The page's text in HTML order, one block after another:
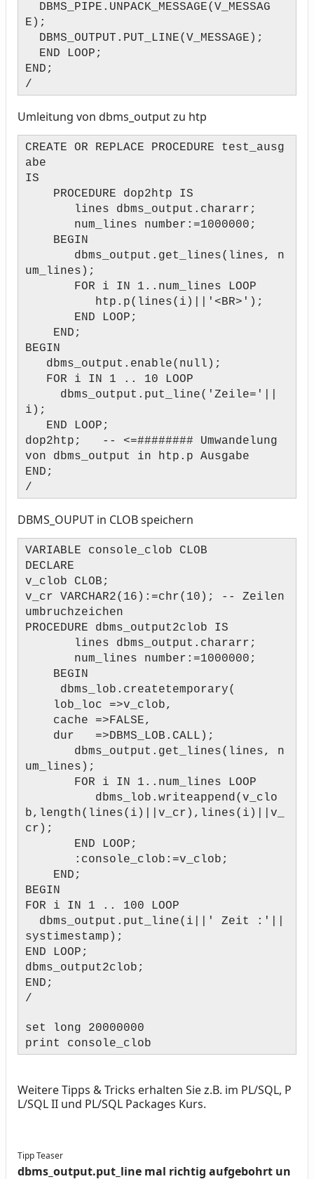
DBMS_PIPE.UNPACK_MESSAGE(V_MESSAG
E);
DBMS_OUTPUT.PUT_LINE(V_MESSAGE);
END LOOP;
END;
/
Umleitung von dbms_output zu htp
CREATE OR REPLACE PROCEDURE test_ausg
abe
IS
PROCEDURE dop2htp IS
lines dbms_output.chararr;
num_lines number:=1000000;
BEGIN
dbms_output.get_lines(lines, n
um_lines);
FOR i IN 1..num_lines LOOP
htp.p(lines(i)||'<BR>');
END LOOP;
END;
BEGIN
dbms_output.enable(null);
FOR i IN 1 .. 10 LOOP
dbms_output.put_line('Zeile='||
i);
END LOOP;
dop2htp; -- <=######## Umwandelung
von dbms_output in htp.p Ausgabe
END;
/
DBMS_OUPUT in CLOB speichern
VARIABLE console_clob CLOB
DECLARE
v_clob CLOB;
v_cr VARCHAR2(16):=chr(10); -- Zeilen
umbruchzeichen
PROCEDURE dbms_output2clob IS
lines dbms_output.chararr;
num_lines number:=1000000;
BEGIN
dbms_lob.createtemporary(
lob_loc =>v_clob,
cache =>FALSE,
dur =>DBMS_LOB.CALL);
dbms_output.get_lines(lines, n
um_lines);
FOR i IN 1..num_lines LOOP
dbms_lob.writeappend(v_clo
b,length(lines(i)||v_cr),lines(i)||v_
cr);
END LOOP;
:console_clob:=v_clob;
END;
BEGIN
FOR i IN 1 .. 100 LOOP
dbms_output.put_line(i||' Zeit :'||
systimestamp);
END LOOP;
dbms_output2clob;
END;
/
set long 20000000
print console_clob
Weitere Tipps & Tricks erhalten Sie z.B. im PL/SQL, P
L/SQL II und PL/SQL Packages Kurs.
Tipp Teaser
dbms_output.put_line mal richtig aufgebohrt un